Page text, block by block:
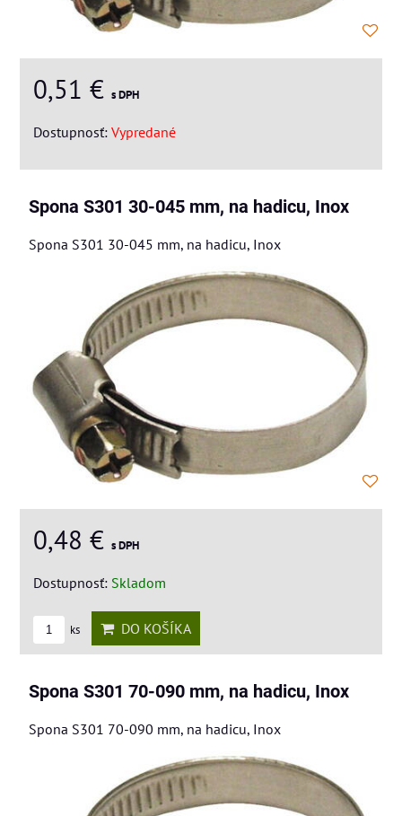
0,51 € s DPH
Dostupnosť: Vypredané
Spona S301 30-045 mm, na hadicu, Inox
Spona S301 30-045 mm, na hadicu, Inox
0,48 € s DPH
Dostupnosť: Skladom
ks DO KOŠÍKA
Spona S301 70-090 mm, na hadicu, Inox
Spona S301 70-090 mm, na hadicu, Inox